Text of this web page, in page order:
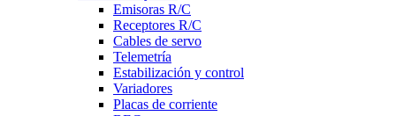
Emisoras R/C
Receptores R/C
Cables de servo
Telemetría
Estabilización y control
Variadores
Placas de corriente